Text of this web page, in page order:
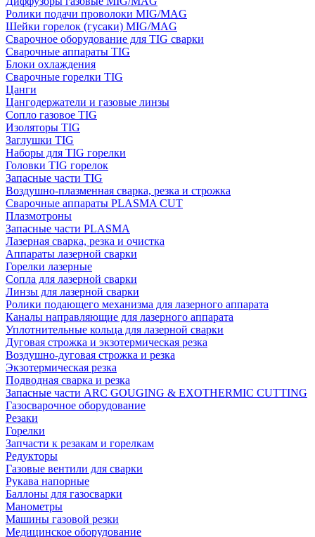
Ролики подачи проволоки MIG/MAG
Шейки горелок (гусаки) MIG/MAG
Сварочное оборудование для TIG сварки
Сварочные аппараты TIG
Блоки охлаждения
Сварочные горелки TIG
Цанги
Цангодержатели и газовые линзы
Сопло газовое TIG
Изоляторы TIG
Заглушки TIG
Наборы для TIG горелки
Головки TIG горелок
Запасные части TIG
Воздушно-плазменная сварка, резка и строжка
Сварочные аппараты PLASMA CUT
Плазмотроны
Запасные части PLASMA
Лазерная сварка, резка и очистка
Аппараты лазерной сварки
Горелки лазерные
Сопла для лазерной сварки
Линзы для лазерной сварки
Ролики подающего механизма для лазерного аппарата
Каналы направляющие для лазерного аппарата
Уплотнительные кольца для лазерной сварки
Дуговая строжка и экзотермическая резка
Воздушно-дуговая строжка и резка
Экзотермическая резка
Подводная сварка и резка
Запасные части ARC GOUGING & EXOTHERMIC CUTTING
Газосварочное оборудование
Резаки
Горелки
Запчасти к резакам и горелкам
Редукторы
Газовые вентили для сварки
Рукава напорные
Баллоны для газосварки
Манометры
Машины газовой резки
Медицинское оборудование